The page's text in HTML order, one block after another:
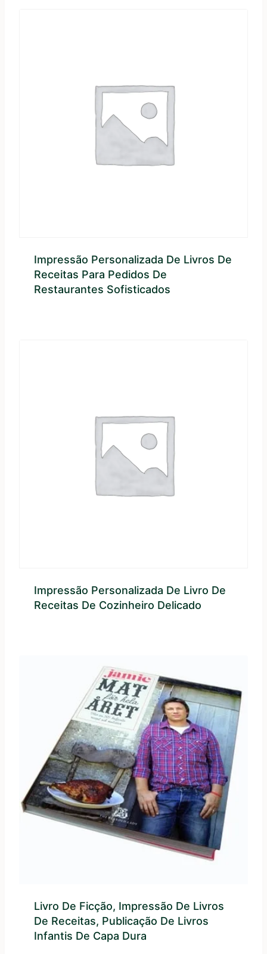
Impressão Personalizada De Livros De
Receitas Para Pedidos De
Restaurantes Sofisticados
Impressão Personalizada De Livro De
Receitas De Cozinheiro Delicado
Livro De Ficção, Impressão De Livros
De Receitas, Publicação De Livros
Infantis De Capa Dura